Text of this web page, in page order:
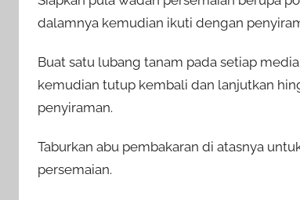
dalamnya kemudian ikuti dengan
Buat satu lubang tanam pada setiap
kemudian tutup kembali dan lanjutkan
penyiraman.
Taburkan abu pembakaran di atasnya
persemaian.